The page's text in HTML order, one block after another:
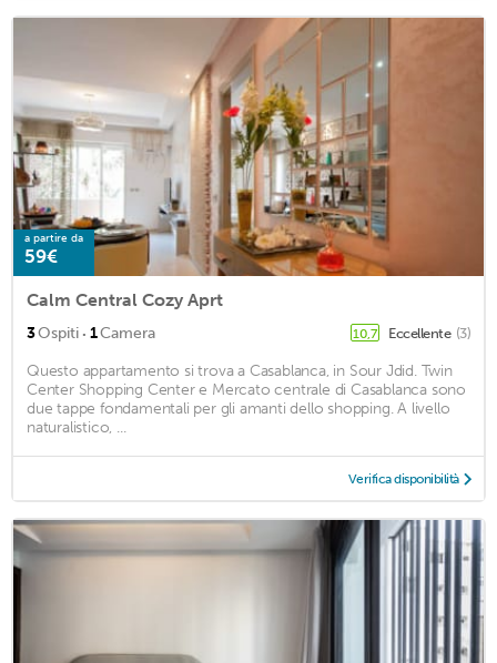
a partire da
59€
Calm Central Cozy Aprt
3Ospiti · 1Camera 10,7 Eccellente (3)
Questo appartamento si trova a Casablanca, in Sour Jdid. Twin
Center Shopping Center e Mercato centrale di Casablanca sono
due tappe fondamentali per gli amanti dello shopping. A livello
naturalistico, ...
Verifica disponibilità